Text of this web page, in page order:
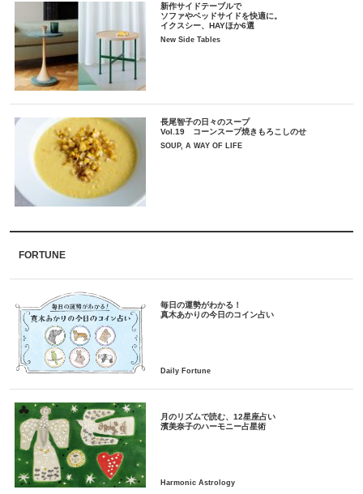
新作サイドテーブルで
ソファやベッドサイドを快適に。
イクスシー、HAYほか6選
New Side Tables
長尾智子の日々のスープ
Vol.19 コーンスープ焼きもろこしのせ
SOUP, A WAY OF LIFE
FORTUNE
毎日の運勢がわかる！
月のリズムで読む、12星座占い